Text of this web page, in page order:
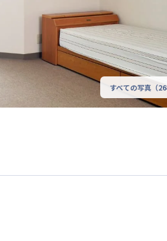
すべての写真（26